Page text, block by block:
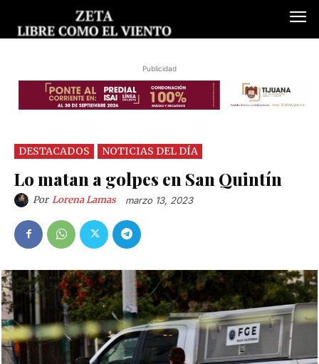
Publicidad
DESTACADOS NOTICIAS DEL DÍA
Lo matan a golpes en San Quintín
Por Lorena Lamas marzo 13, 2023